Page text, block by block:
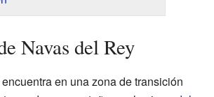
Navas del Rey
en una zona de transición